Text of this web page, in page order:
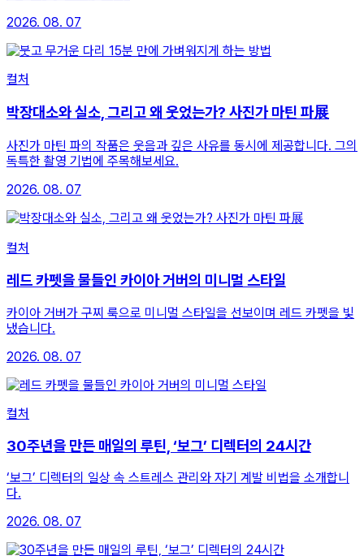
2026. 08. 07
컬처
박장대소와 실소, 그리고 왜 웃었는가? 사진가 마틴 파展
사진가 마틴 파의 작품은 웃음과 깊은 사유를 동시에 제공합니다. 그의
독특한 촬영 기법에 주목해보세요.
2026. 08. 07
컬처
레드 카펫을 물들인 카이아 거버의 미니멀 스타일
카이아 거버가 구찌 룩으로 미니멀 스타일을 선보이며 레드 카펫을 빛
냈습니다.
2026. 08. 07
컬처
30주년을 만든 매일의 루틴, ‘보그’ 디렉터의 24시간
‘보그’ 디렉터의 일상 속 스트레스 관리와 자기 계발 비법을 소개합니
다.
2026. 08. 07